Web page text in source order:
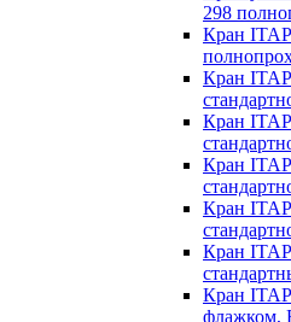
298
Кран
Кран
Кран
Кран
Кран
Кран
Кран
флажком,